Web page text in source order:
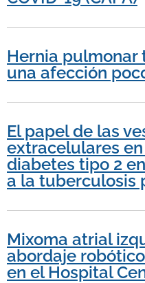
Hernia pulmonar
una afección
El papel de las
extracelulares
diabetes tipo 2
a la tuberculosis
Mixoma atrial
abordaje
en el Hospital